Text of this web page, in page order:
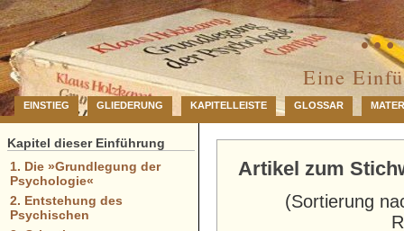
…
Eine
EINSTIEG GLIEDERUNG KAPITELLEISTE GLOSSAR
Artikel zum
(Sortierung
Kapitel dieser Einführung
1. Die »Grundlegung der
Psychologie«
2. Entstehung des
Psychischen